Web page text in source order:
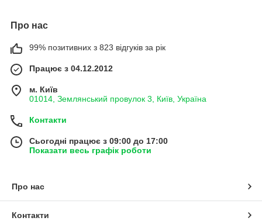
Про нас
99% позитивних з 823 відгуків за рік
Працює з 04.12.2012
м. Київ
01014, Землянський провулок 3, Київ, Україна
Контакти
Сьогодні працює з 09:00 до 17:00
Показати весь графік роботи
Про нас
Контакти